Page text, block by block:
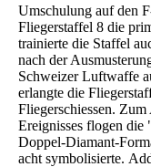
Umschulung auf den
Fliegerstaffel 8 die
trainierte die Staffel
nach der
Schweizer Luftwaffe
erlangte die
Fliegerschiessen. Zum
Ereignisses flogen die
Doppel-Diamant-
acht symbolisierte.